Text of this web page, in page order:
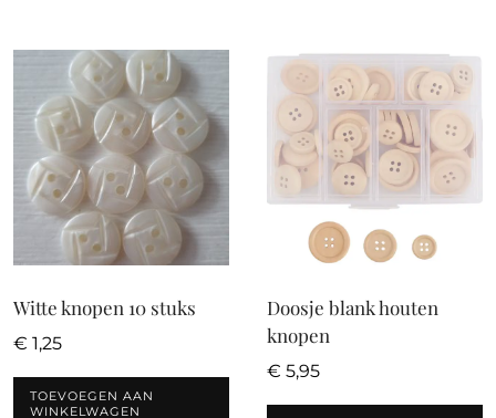
Witte knopen 10 stuks
€ 1,25
TOEVOEGEN AAN
WINKELWAGEN
Doosje blank houten
knopen
€ 5,95